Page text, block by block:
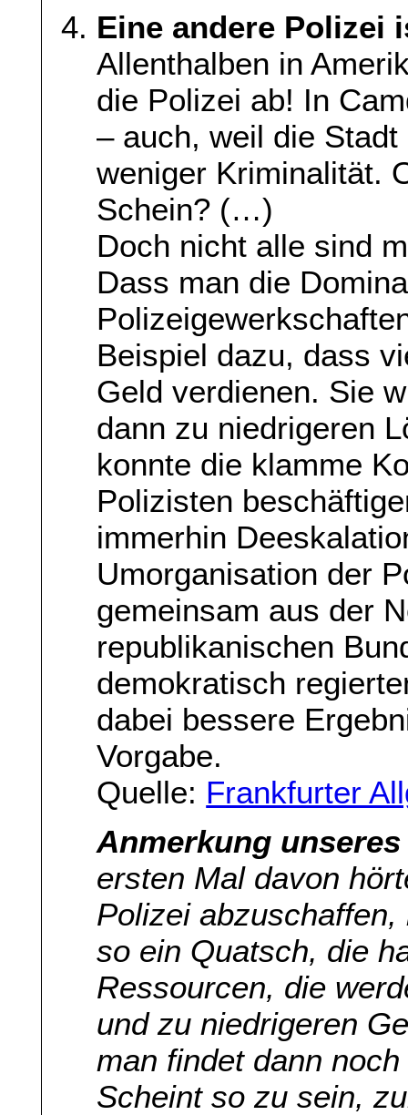
Eine andere Polizei
Allenthalben in
die Polizei ab! In
– auch, weil die
weniger Kriminalität.
Schein? (…)
Doch nicht alle sind
Dass man die
Beispiel dazu, dass
Geld verdienen. Sie
dann zu niedrigeren
konnte die klamme
Polizisten
immerhin
Umorganisation der
gemeinsam aus der
republikanischen
demokratisch
dabei bessere
Vorgabe.
Quelle: Frankfurter
Anmerkung unseres
ersten Mal davon
Polizei
so ein Quatsch, die
Ressourcen, die
und zu niedrigeren
man findet dann
Scheint so zu sein,